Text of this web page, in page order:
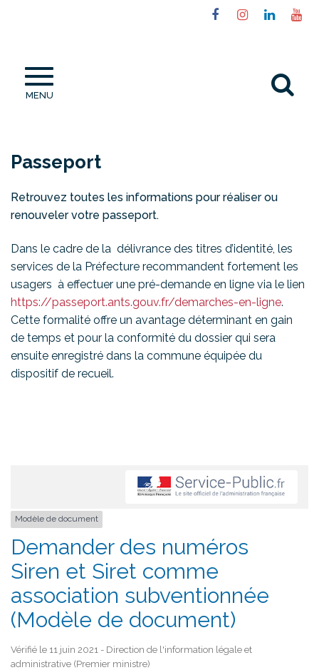
Lien
Facebook
Lien
Instagram
Lien
MENU
Passeport
Retrouvez toutes les informations pour réaliser ou
renouveler votre passeport.
Dans le cadre de la délivrance des titres d’identité, les
services de la Préfecture recommandent fortement les
usagers à effectuer une pré-demande en ligne via le lien
https://passeport.ants.gouv.fr/demarches-en-ligne.
Cette formalité offre un avantage déterminant en gain
de temps et pour la conformité du dossier qui sera
ensuite enregistré dans la commune équipée du
dispositif de recueil.
Modèle de document
Demander des numéros
Siren et Siret comme
association subventionnée
(Modèle de document)
Vérifié le 11 juin 2021 - Direction de l'information légale et
administrative (Premier ministre)